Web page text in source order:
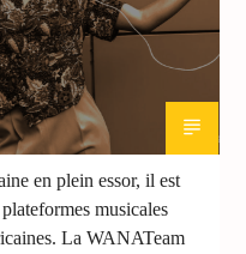
en plein essor, il est
musicales
La WANATeam